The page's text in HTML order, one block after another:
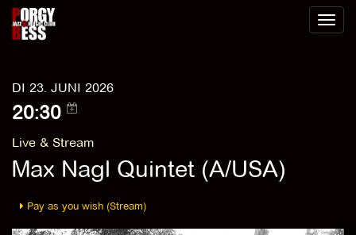
Toggle
DI 23. JUNI 2026
20:30
Live & Stream
Max Nagl Quintet (A/USA)
Pay as you wish (Stream)